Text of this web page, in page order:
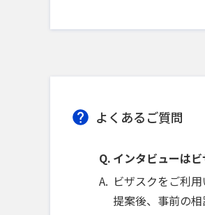
よくあるご質問
インタビューは
ビザスクをご利
提案後、事前の相